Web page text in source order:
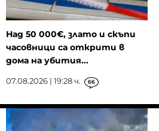
Над 50 000€, злато и скъпи
часовници са открити в
дома на убития...
07.08.2026 | 19:28 ч. 66